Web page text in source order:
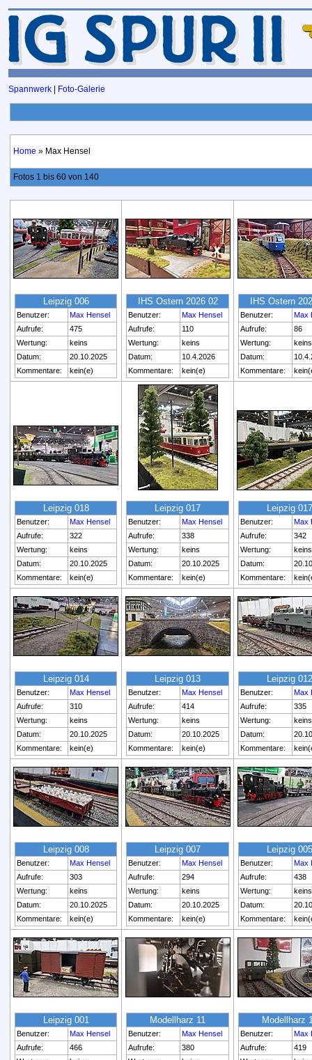
Spannwerk Foto-Galerie
Home » Max Hensel
Fotos 1 bis 60 von 140
Leipzig 006
Benutzer:
Max Hensel
Aufrufe:
475
Wertung:
keins
Datum:
20.10.2025
Kommentare:
kein(e)
IHS Ostern 2026 02
Benutzer:
Max Hensel
Aufrufe:
110
Wertung:
keins
Datum:
10.4.2026
Kommentare:
kein(e)
IHS Ostern
Benutzer:
Max
Aufrufe:
86
Wertung:
keins
Datum:
Kommentare:
Leipzig 018
Benutzer:
Max Hensel
Aufrufe:
322
Wertung:
keins
Datum:
20.10.2025
Kommentare:
kein(e)
Leipzig 017
Benutzer:
Max Hensel
Aufrufe:
338
Wertung:
keins
Datum:
20.10.2025
Kommentare:
kein(e)
Leipzig 017
Benutzer:
Max
Aufrufe:
342
Wertung:
keins
Datum:
Kommentare:
Leipzig 014
Benutzer:
Max Hensel
Aufrufe:
310
Wertung:
keins
Datum:
20.10.2025
Kommentare:
kein(e)
Leipzig 013
Benutzer:
Max Hensel
Aufrufe:
414
Wertung:
keins
Datum:
20.10.2025
Kommentare:
kein(e)
Leipzig 012
Benutzer:
Max
Aufrufe:
335
Wertung:
keins
Datum:
Kommentare:
Leipzig 008
Benutzer:
Max Hensel
Aufrufe:
303
Wertung:
keins
Datum:
20.10.2025
Kommentare:
kein(e)
Leipzig 007
Benutzer:
Max Hensel
Aufrufe:
294
Wertung:
keins
Datum:
20.10.2025
Kommentare:
kein(e)
Leipzig 005
Benutzer:
Max
Aufrufe:
438
Wertung:
keins
Datum:
Kommentare:
Leipzig 001
Benutzer:
Max Hensel
Aufrufe:
466
Modellharz 11
Benutzer:
Max Hensel
Aufrufe:
380
Modellharz
Benutzer:
Max
Aufrufe:
419